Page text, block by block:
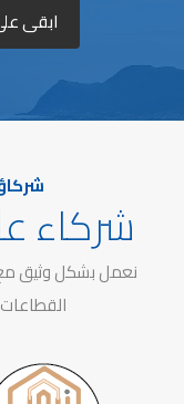
ابقى
شركاء
نعمل بشكل وثيق